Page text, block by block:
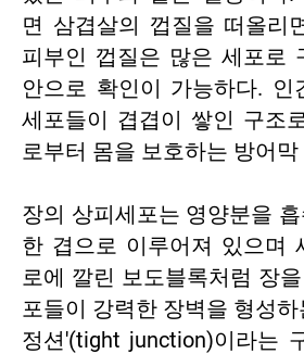
면 삼겹살의 껍질을 떠올리
피부인 껍질은 많은 세포로
안으로 확인이 가능하다. 인
세포들이 겹겹이 쌓인 구조
로부터 몸을 보호하는 방어
장의 상피세포는 영양분을
한 겹으로 이루어져 있으며
로에 깔린 보도블록처럼 장
포들이 강력한 장벽을 형성
정션'(tight junction)이라는